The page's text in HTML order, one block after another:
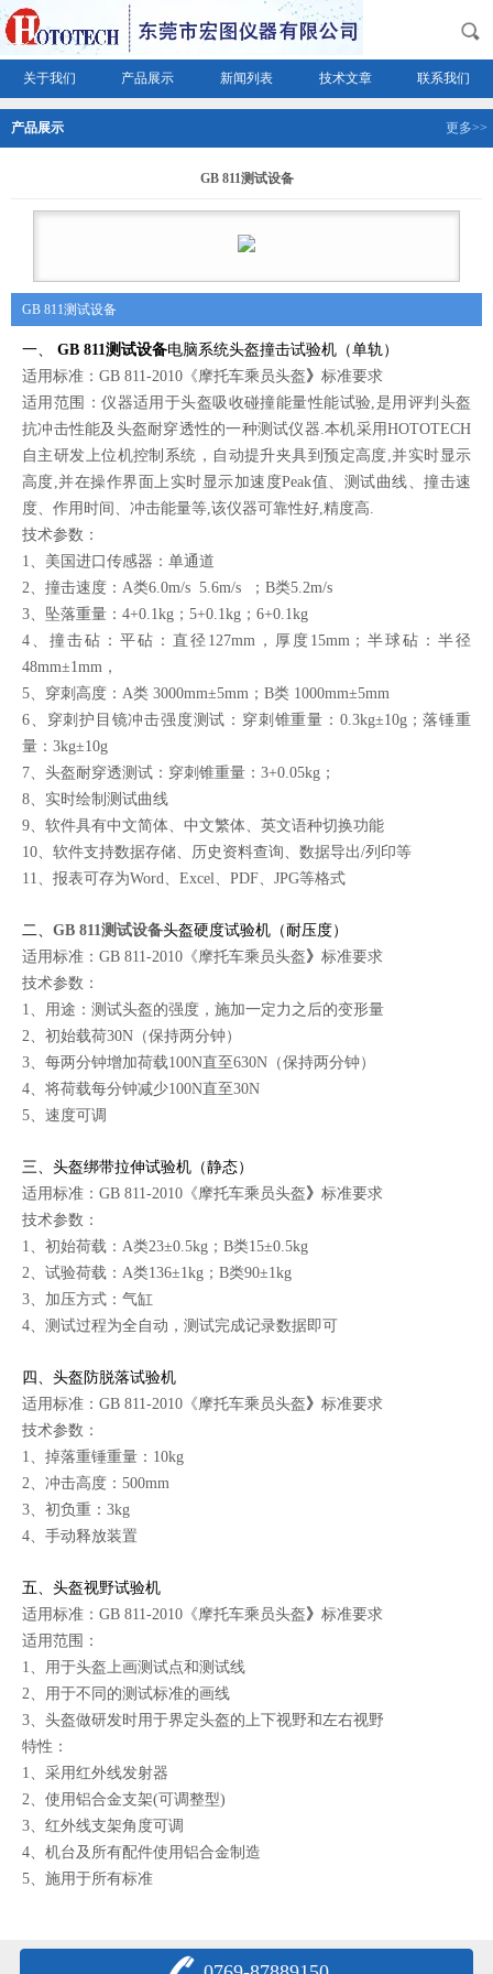
关于我们 产品展示 新闻列表 技术文章 联系我们
产品展示 更多>>
GB 811测试设备
GB 811测试设备
一、 GB 811测试设备电脑系统头盔撞击试验机（单轨）
适用标准：GB 811-2010《摩托车乘员头盔》 标准要求
适用范围：仪器适用于头盔吸收碰撞能量性能试验,是用评判头盔
抗冲击性能及头盔耐穿透性的一种测试仪器.本机采用HOTOTECH
自主研发上位机控制系统，自动提升夹具到预定高度,并实时显示
高度,并在操作界面上实时显示加速度Peak值、测试曲线、撞击速
度、作用时间、冲击能量等,该仪器可靠性好,精度高.
技术参数：
1、美国进口传感器：单通道
2、撞击速度：A类6.0m/s 5.6m/s ；B类5.2m/s
3、坠落重量：4+0.1kg；5+0.1kg；6+0.1kg
4、撞击砧：平砧：直径127mm，厚度15mm；半球砧：半径
48mm±1mm，
5、穿刺高度：A类 3000mm±5mm；B类 1000mm±5mm
6、穿刺护目镜冲击强度测试：穿刺锥重量：0.3kg±10g；落锤重
量：3kg±10g
7、头盔耐穿透测试：穿刺锥重量：3+0.05kg；
8、实时绘制测试曲线
9、软件具有中文简体、中文繁体、英文语种切换功能
10、软件支持数据存储、历史资料查询、数据导出/列印等
11、报表可存为Word、Excel、PDF、JPG等格式
二、 GB 811测试设备头盔硬度试验机（耐压度）
适用标准：GB 811-2010《摩托车乘员头盔》 标准要求
技术参数：
1、用途：测试头盔的强度，施加一定力之后的变形量
2、初始载荷30N（保持两分钟）
3、每两分钟增加荷载100N直至630N（保持两分钟）
4、将荷载每分钟减少100N直至30N
5、速度可调
三、 头盔绑带拉伸试验机（静态）
适用标准：GB 811-2010《摩托车乘员头盔》 标准要求
技术参数：
1、初始荷载：A类23±0.5kg；B类15±0.5kg
2、试验荷载：A类136±1kg；B类90±1kg
3、加压方式：气缸
4、测试过程为全自动，测试完成记录数据即可
四、 头盔防脱落试验机
适用标准：GB 811-2010《摩托车乘员头盔》 标准要求
技术参数：
1、掉落重锤重量：10kg
2、冲击高度：500mm
3、初负重：3kg
4、手动释放装置
五、 头盔视野试验机
适用标准：GB 811-2010《摩托车乘员头盔》 标准要求
适用范围：
1、用于头盔上画测试点和测试线
2、用于不同的测试标准的画线
3、头盔做研发时用于界定头盔的上下视野和左右视野
特性：
1、采用红外线发射器
2、使用铝合金支架(可调整型)
3、红外线支架角度可调
4、机台及所有配件使用铝合金制造
5、施用于所有标准